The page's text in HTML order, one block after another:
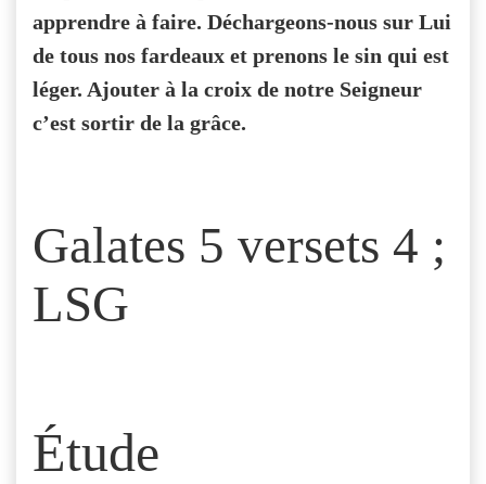
apprendre à faire. Déchargeons-nous sur Lui
de tous nos fardeaux et prenons le sin qui est
léger. Ajouter à la croix de notre Seigneur
c’est sortir de la grâce.
Galates 5 versets 4 ;
LSG
Étude